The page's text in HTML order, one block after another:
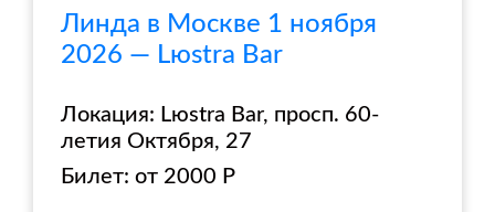
Линда в Москве 1 ноября
2026 — Lюstra Bar
Локация: Lюstra Bar, просп. 60-
летия Октября, 27
Билет: от 2000 Р